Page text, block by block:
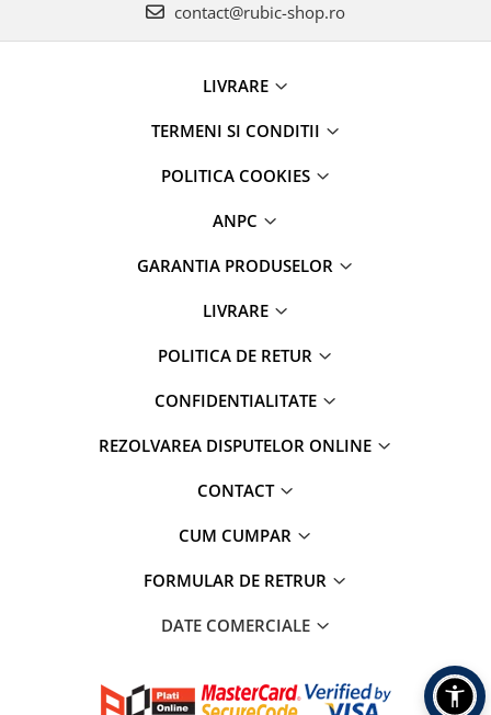
contact@rubic-shop.ro
LIVRARE
TERMENI SI CONDITII
POLITICA COOKIES
ANPC
GARANTIA PRODUSELOR
LIVRARE
POLITICA DE RETUR
CONFIDENTIALITATE
REZOLVAREA DISPUTELOR ONLINE
CONTACT
CUM CUMPAR
FORMULAR DE RETRUR
DATE COMERCIALE